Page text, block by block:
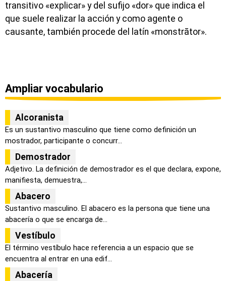
transitivo «explicar» y del sufijo «dor» que indica el
que suele realizar la acción y como agente o
causante, también procede del latín «monstrātor».
Ampliar vocabulario
Alcoranista
Es un sustantivo masculino que tiene como definición un
mostrador, participante o concurr...
Demostrador
Adjetivo. La definición de demostrador es el que declara, expone,
manifiesta, demuestra,...
Abacero
Sustantivo masculino. El abacero es la persona que tiene una
abacería o que se encarga de...
Vestíbulo
El término vestíbulo hace referencia a un espacio que se
encuentra al entrar en una edif...
Abacería